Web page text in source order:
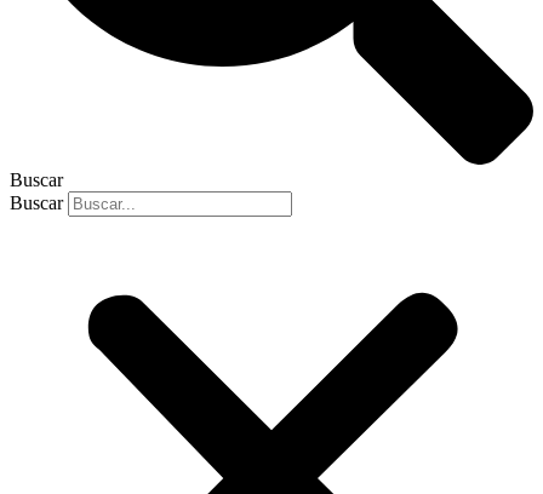
Buscar
Buscar